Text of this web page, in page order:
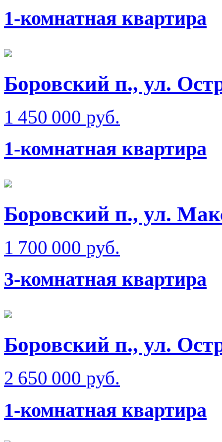
1-комнатная квартира
Боровский п., ул.
1 450 000 руб.
1-комнатная квартира
Боровский п., ул.
1 700 000 руб.
3-комнатная квартира
Боровский п., ул.
2 650 000 руб.
1-комнатная квартира